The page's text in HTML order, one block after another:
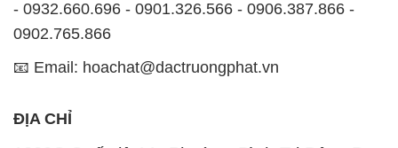
ĐỊA CHỈ
1229C Quốc lộ 1A, Phường Bình Trị Đông B,
Quận Bình Tân, TP. Hồ Chí Minh